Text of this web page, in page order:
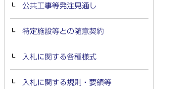
公共工事等発注見通し
特定施設等との随意契約
入札に関する各種様式
入札に関する規則・要領等